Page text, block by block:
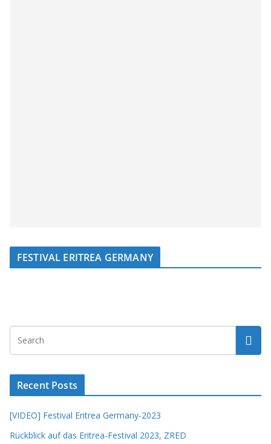
FESTIVAL ERITREA GERMANY
Recent Posts
[VIDEO] Festival Eritrea Germany-2023
Rückblick auf das Eritrea-Festival 2023, ZRED